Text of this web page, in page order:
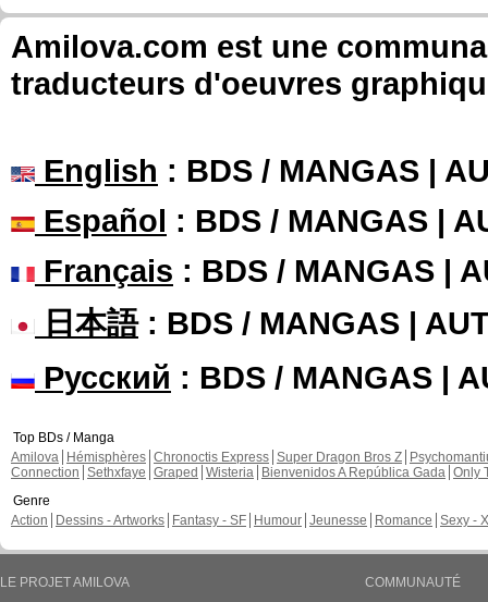
Amilova.com est une
traducteurs d'oeuvres
English : BDS / MANGAS |
Español : BDS / MANGAS |
Français : BDS / MANGAS |
日本語: BDS / MANGAS |
Русский : BDS / MANGAS |
Top BDs / Manga
Amilova
Hémisphères Chronoctis Express Super Dragon Bros Z
Connection Sethxfaye Graped Wisteria Bienvenidos A República Gada Only
Genre
Action
Dessins - Artworks Fantasy - SF Humour Jeunesse Romance Sexy -
LE PROJET AMILOVA
COMMUNAUTÉ